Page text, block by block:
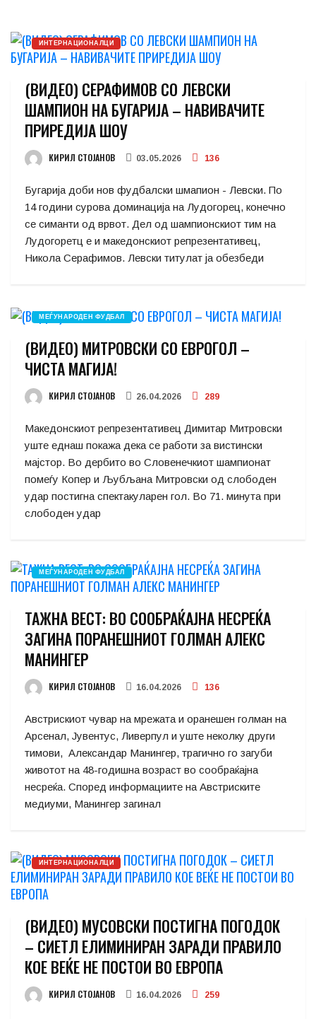
ИНТЕРНАЦИОНАЛЦИ
(ВИДЕО) СЕРАФИМОВ СО ЛЕВСКИ
ШАМПИОН НА БУГАРИЈА – НАВИВАЧИТЕ
ПРИРЕДИЈА ШОУ
КИРИЛ СТОЈАНОВ 03.05.2026 136
Бугарија доби нов фудбалски шмапион - Левски. По
14 години сурова доминација на Лудогорец, конечно
се симанти од врвот. Дел од шампионскиот тим на
Лудогоретц е и македонскиот репрезентативец,
Никола Серафимов. Левски титулат ја обезбеди
МЕЃУНАРОДЕН ФУДБАЛ
(ВИДЕО) МИТРОВСКИ СО ЕВРОГОЛ –
ЧИСТА МАГИЈА!
КИРИЛ СТОЈАНОВ 26.04.2026 289
Македонскиот репрезентативец Димитар Митровски
уште еднаш покажа дека се работи за вистински
мајстор. Во дербито во Словенечкиот шампионат
помеѓу Копер и Љубљана Митровски од слободен
удар постигна спектакуларен гол. Во 71. минута при
слободен удар
МЕЃУНАРОДЕН ФУДБАЛ
ТАЖНА ВЕСТ: ВО СООБРАЌАЈНА НЕСРЕЌА
ЗАГИНА ПОРАНЕШНИОТ ГОЛМАН АЛЕКС
МАНИНГЕР
КИРИЛ СТОЈАНОВ 16.04.2026 136
Австрискиот чувар на мрежата и оранешен голман на
Арсенал, Јувентус, Ливерпул и уште неколку други
тимови, Александар Манингер, трагично го загуби
животот на 48-годишна возраст во сообраќајна
несреќа. Според информациите на Австриските
медиуми, Манингер загинал
ИНТЕРНАЦИОНАЛЦИ
(ВИДЕО) МУСОВСКИ ПОСТИГНА ПОГОДОК
– СИЕТЛ ЕЛИМИНИРАН ЗАРАДИ ПРАВИЛО
КОЕ ВЕЌЕ НЕ ПОСТОИ ВО ЕВРОПА
КИРИЛ СТОЈАНОВ 16.04.2026 259